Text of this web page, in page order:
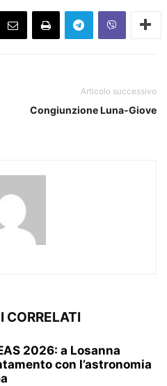
Articolo successivo
Congiunzione Luna-Giove
CORRELATI
2026: a Losanna
con l’astronomia